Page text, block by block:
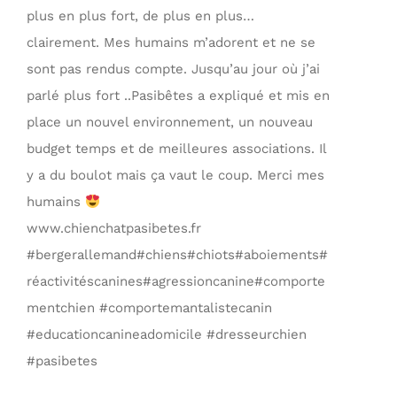
plus en plus fort, de plus en plus…
clairement. Mes humains m’adorent et ne se
sont pas rendus compte. Jusqu’au jour où j’ai
parlé plus fort ..Pasibêtes a expliqué et mis en
place un nouvel environnement, un nouveau
budget temps et de meilleures associations. Il
y a du boulot mais ça vaut le coup. Merci mes
humains
www.chienchatpasibetes.fr
#bergerallemand#chiens#chiots#aboiements#
réactivitéscanines#agressioncanine#comporte
mentchien #comportemantalistecanin
#educationcanineadomicile #dresseurchien
#pasibetes